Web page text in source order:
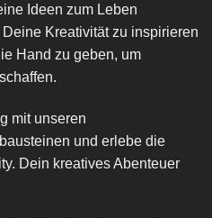
Ideen zum Leben
Kreativität zu inspirieren
Hand zu geben, um
mit unseren
und erlebe die
Dein kreatives Abenteuer